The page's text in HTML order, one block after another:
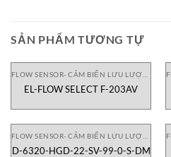
SẢN PHẨM TƯƠNG TỰ
EL-FLOW SELECT F-203AV
D-6320-HGD-22-SV-99-0-S-DM